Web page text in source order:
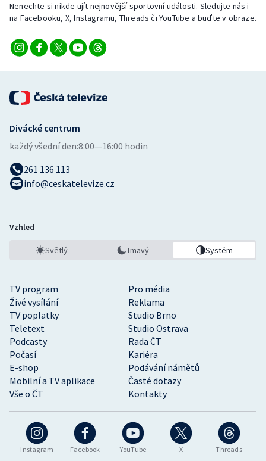
Vodní slalom
Volejbal
Nenechte si nikde ujít nejnovější sportovní události. Sledujte nás i
na Facebooku, X, Instagramu, Threads či YouTube a buďte v obraze.
Instagram Facebook YouTube X Threads
TV program
Pro média
Živé vysílání
Reklama
TV poplatky
Studio Brno
Teletext
Studio Ostrava
Podcasty
Rada ČT
Počasí
Kariéra
E-shop
Podávání námětů
Mobilní a TV aplikace
Časté dotazy
Vše o ČT
Kontakty
Divácké centrum
každý všední den:8:00—16:00 hodin
261 136 113
info@ceskatelevize.cz
Vzhled
Světlý Tmavý Systém